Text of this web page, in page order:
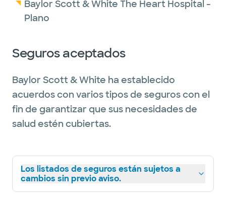
Baylor Scott & White The Heart Hospital -
Plano
Seguros aceptados
Baylor Scott & White ha establecido
acuerdos con varios tipos de seguros con el
fin de garantizar que sus necesidades de
salud estén cubiertas.
Los listados de seguros están sujetos a
cambios sin previo aviso.